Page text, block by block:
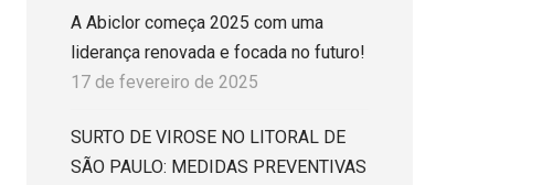
A Abiclor começa 2025 com uma
liderança renovada e focada no futuro!
17 de fevereiro de 2025
SURTO DE VIROSE NO LITORAL DE
SÃO PAULO: MEDIDAS PREVENTIVAS